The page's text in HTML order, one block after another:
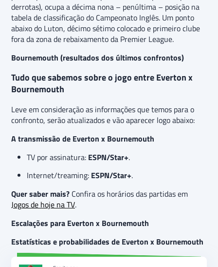
derrotas), ocupa a décima nona – penúltima – posição na
tabela de classificação do Campeonato Inglês. Um ponto
abaixo do Luton, décimo sétimo colocado e primeiro clube
fora da zona de rebaixamento da Premier League.
Bournemouth (resultados dos últimos confrontos)
Tudo que sabemos sobre o jogo entre Everton x
Bournemouth
Leve em consideração as informações que temos para o
confronto, serão atualizados e vão aparecer logo abaixo:
A transmissão de Everton x Bournemouth
TV por assinatura: ESPN/Star+.
Internet/treaming: ESPN/Star+.
Quer saber mais? Confira os horários das partidas em
Jogos de hoje na TV.
Escalações para Everton x Bournemouth
Estatísticas e probabilidades de Everton x Bournemouth